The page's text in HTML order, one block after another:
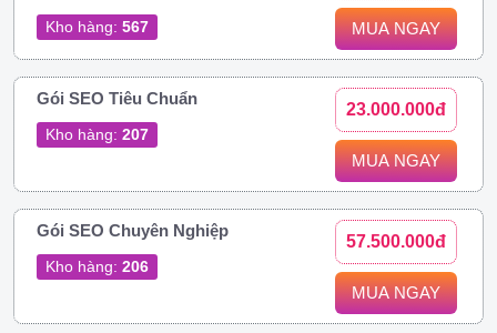
Kho hàng: 567 MUA NGAY
Gói SEO Tiêu Chuẩn
Kho hàng: 207
23.000.000đ
MUA NGAY
Gói SEO Chuyên Nghiệp
Kho hàng: 206
57.500.000đ
MUA NGAY